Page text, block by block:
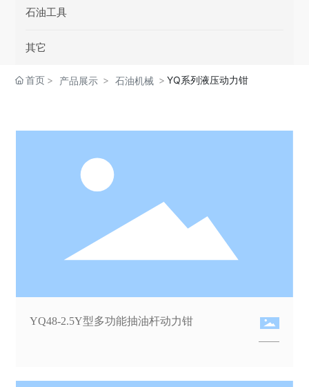
石油工具
其它
首页 产品展示 石油机械 YQ系列液压动力钳
YQ48-2.5Y型多功能抽油杆动力钳